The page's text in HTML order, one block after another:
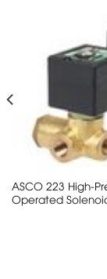
ASCO 223 High-
Operated